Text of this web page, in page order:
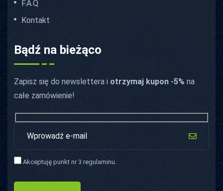
F.A.Q
Kontakt
Bądź na bieżąco
Zapisz się do newslettera i otrzymaj kupon -5% na
całe zamówienie!
Akceptuję punkt nr 3 regulaminu.